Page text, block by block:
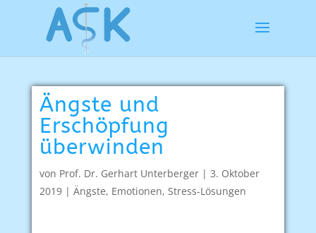
Ängste und
Erschöpfung
überwinden
von Prof. Dr. Gerhart Unterberger| 3. Oktober
2019| Ängste, Emotionen, Stress-Lösungen